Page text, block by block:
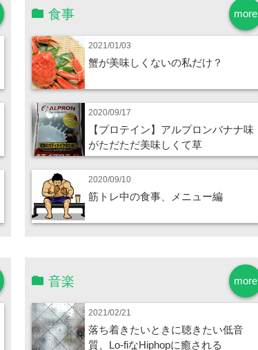
more
食事
2021/01/03
蟹が美味しくないの私だけ？
2020/09/17
【プロテイン】アルプロンバナナ味
がただただ美味しくて草
2020/09/10
筋トレ中の食事、メニュー編
more
音楽
2021/02/21
落ち着きたいときに聴きたい低音
質、Lo-fiなHiphopに癒される